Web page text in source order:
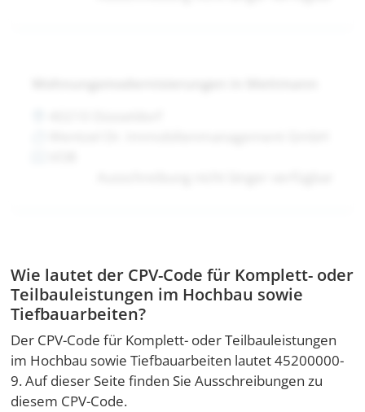
Wie lautet der CPV-Code für Komplett- oder
Teilbauleistungen im Hochbau sowie
Tiefbauarbeiten?
Der CPV-Code für Komplett- oder Teilbauleistungen
im Hochbau sowie Tiefbauarbeiten lautet 45200000-
9. Auf dieser Seite finden Sie Ausschreibungen zu
diesem CPV-Code.